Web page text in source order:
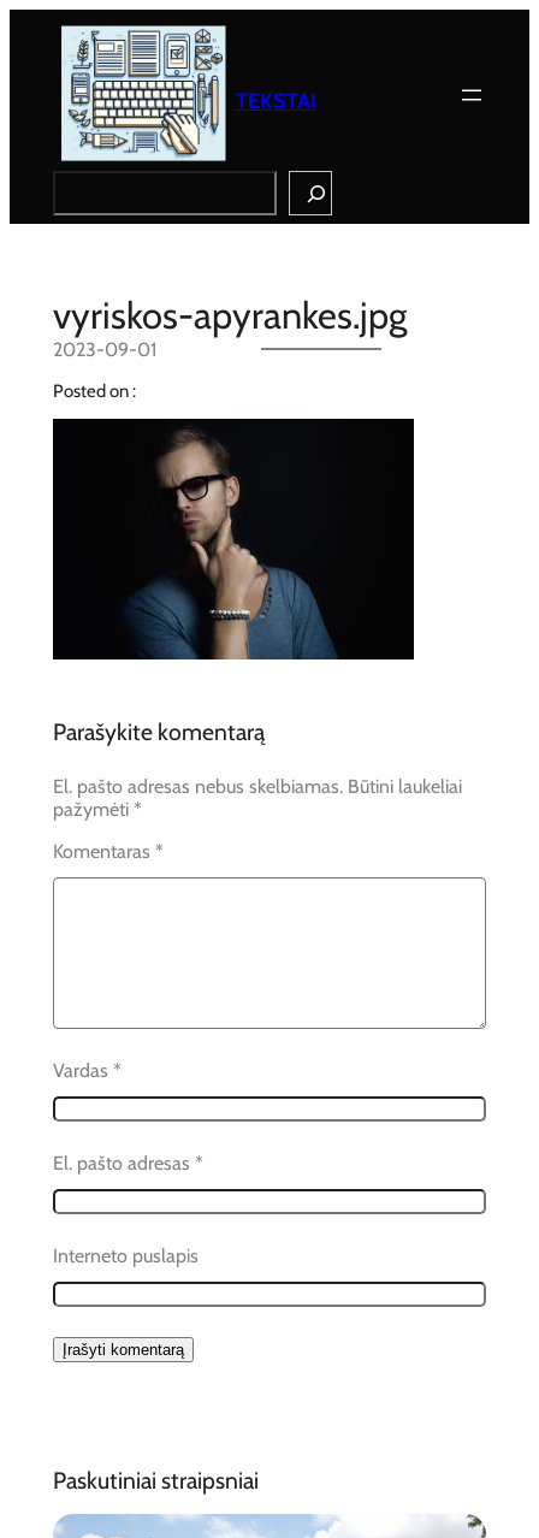
TEKSTAI
vyriskos-apyrankes.jpg
2023-09-01
Posted on :
Parašykite komentarą
El. pašto adresas nebus skelbiamas. Būtini laukeliai
pažymėti *
Komentaras *
Vardas *
El. pašto adresas *
Interneto puslapis
Paskutiniai straipsniai